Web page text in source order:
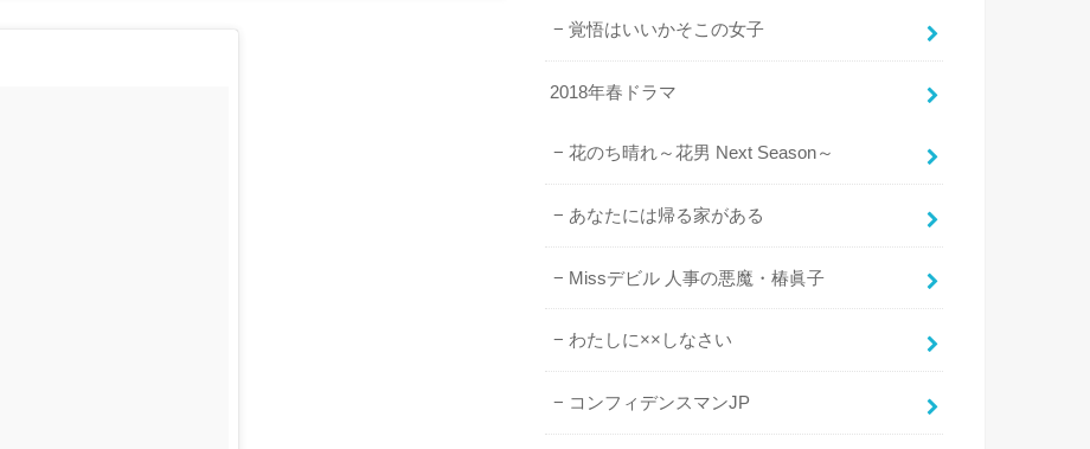
覚悟はいいかそこの女子
2018年春ドラマ
花のち晴れ～花男 Next Season～
あなたには帰る家がある
Missデビル 人事の悪魔・椿眞子
わたしに××しなさい
コンフィデンスマンJP